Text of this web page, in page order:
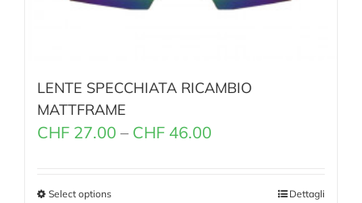
LENTE SPECCHIATA RICAMBIO
MATTFRAME
CHF 27.00 – CHF 46.00
Select options Dettagli